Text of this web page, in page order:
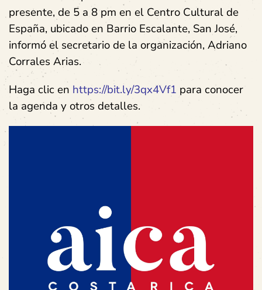
presente, de 5 a 8 pm en el Centro Cultural de
España, ubicado en Barrio Escalante, San José,
informó el secretario de la organización, Adriano
Corrales Arias.
Haga clic en https://bit.ly/3qx4Vf1 para conocer
la agenda y otros detalles.